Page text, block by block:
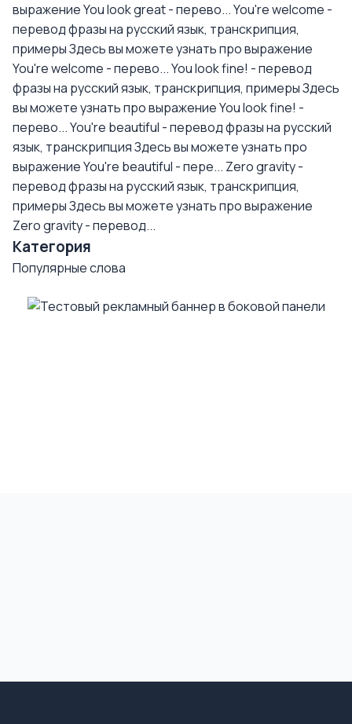
выражение You look great - перево...You're welcome -
перевод фразы на русский язык, транскрипция,
примерыЗдесь вы можете узнать про выражение
You're welcome - перево...You look fine! - перевод
фразы на русский язык, транскрипция, примерыЗдесь
вы можете узнать про выражение You look fine! -
перево...You're beautiful - перевод фразы на русский
язык, транскрипцияЗдесь вы можете узнать про
выражение You're beautiful - пере... Zero gravity -
перевод фразы на русский язык, транскрипция,
примерыЗдесь вы можете узнать про выражение
Zero gravity - перевод...
Категория
Популярные слова